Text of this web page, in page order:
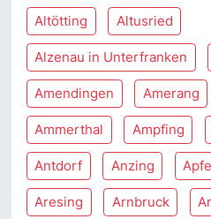
Altötting Altusried
Alzenau in Unterfranken
Amendingen Amerang
Ammerthal Ampfing
Antdorf Anzing
Aresing Arnbruck